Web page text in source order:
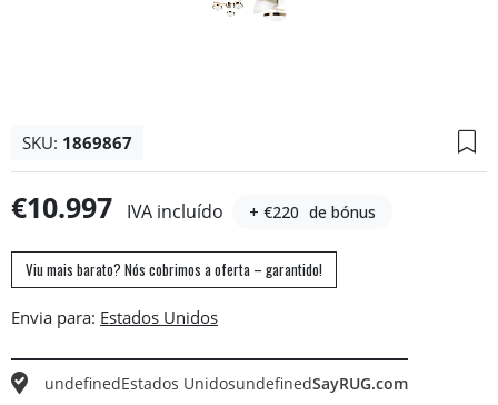
SKU: 1869867
€10.997 IVA incluído + €220 de bónus
Viu mais barato? Nós cobrimos a oferta – garantido!
Envia para:
undefinedEstados UnidosundefinedSayRUG.com